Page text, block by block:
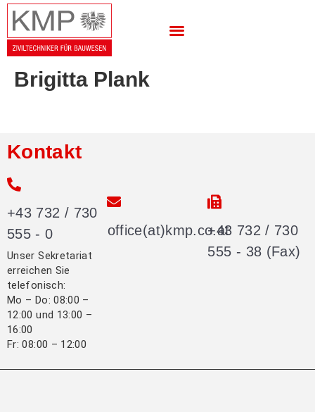
Brigitta Plank
Kontakt
+43 732 / 730
555 - 0
Unser Sekretariat
erreichen Sie
telefonisch:
Mo – Do: 08:00 –
12:00 und 13:00 –
16:00
Fr: 08:00 – 12:00
office(at)kmp.co.at+43 732 / 730
555 - 38 (Fax)